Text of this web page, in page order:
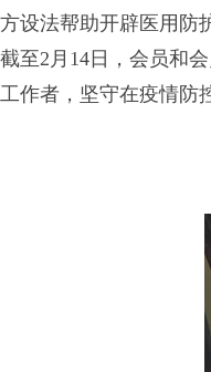
方设法帮助开辟医用防
截至2月14日，会员和
工作者，坚守在疫情防